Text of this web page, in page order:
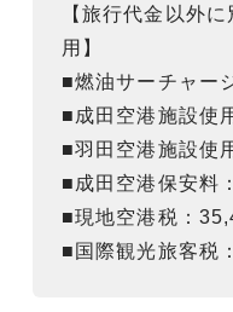
【旅行代金以外
用】
■燃油サーチャー
■成田空港施設使
■羽田空港施設使
■成田空港保安料
■現地空港税：
■国際観光旅客税